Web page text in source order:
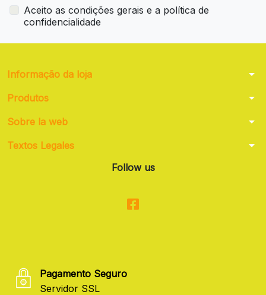
Aceito as condições gerais e a política de
confidencialidade
Informação da loja arrow_drop_down
Produtos arrow_drop_down
Sobre la web arrow_drop_down
Textos Legales arrow_drop_down
Follow us
Pagamento Seguro
Servidor SSL